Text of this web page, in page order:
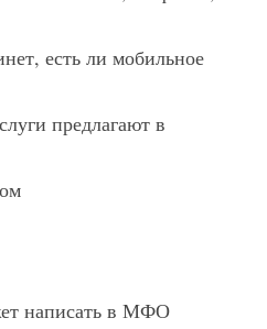
есть ли мобильное
предлагают в
написать в МФО